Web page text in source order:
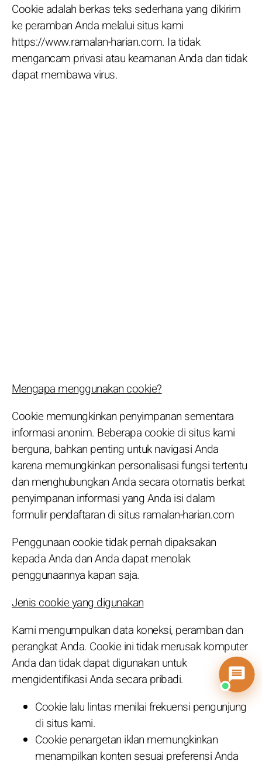
Cookie adalah berkas teks sederhana yang dikirim
ke peramban Anda melalui situs kami
https://www.ramalan-harian.com. Ia tidak
mengancam privasi atau keamanan Anda dan tidak
dapat membawa virus.
Mengapa menggunakan cookie?
Cookie memungkinkan penyimpanan sementara
informasi anonim. Beberapa cookie di situs kami
berguna, bahkan penting untuk navigasi Anda
karena memungkinkan personalisasi fungsi tertentu
dan menghubungkan Anda secara otomatis berkat
penyimpanan informasi yang Anda isi dalam
formulir pendaftaran di situs ramalan-harian.com
Penggunaan cookie tidak pernah dipaksakan
kepada Anda dan Anda dapat menolak
penggunaannya kapan saja.
Jenis cookie yang digunakan
Kami mengumpulkan data koneksi, peramban dan
perangkat Anda. Cookie ini tidak merusak komputer
Anda dan tidak dapat digunakan untuk
mengidentifikasi Anda secara pribadi.
Cookie lalu lintas menilai frekuensi pengunjung
di situs kami.
Cookie penargetan iklan memungkinkan
menampilkan konten sesuai preferensi Anda